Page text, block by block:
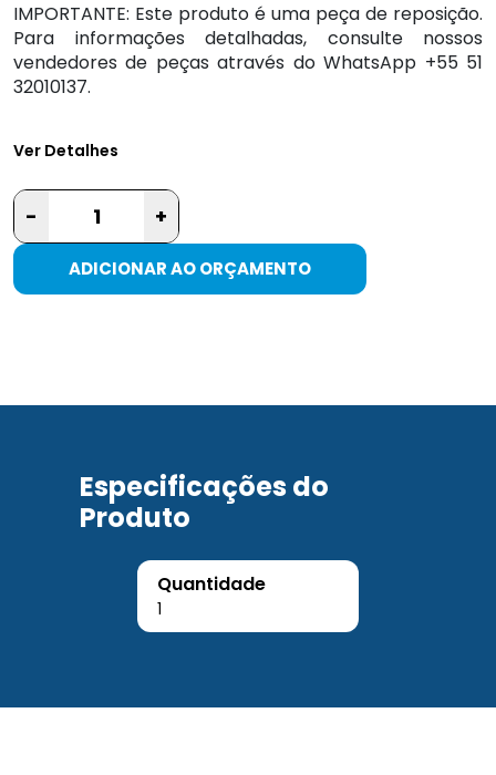
IMPORTANTE: Este produto é uma peça de reposição.
Para informações detalhadas, consulte nossos
vendedores de peças através do WhatsApp +55 51
32010137.
Ver Detalhes
- +
ADICIONAR AO ORÇAMENTO
Especificações do
Produto
Quantidade
1